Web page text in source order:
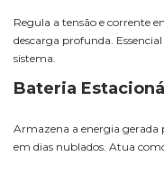
Regula a tensão e corrente
descarga profunda.
sistema.
Bateria
Armazena a energia gerada
em dias nublados. Atua